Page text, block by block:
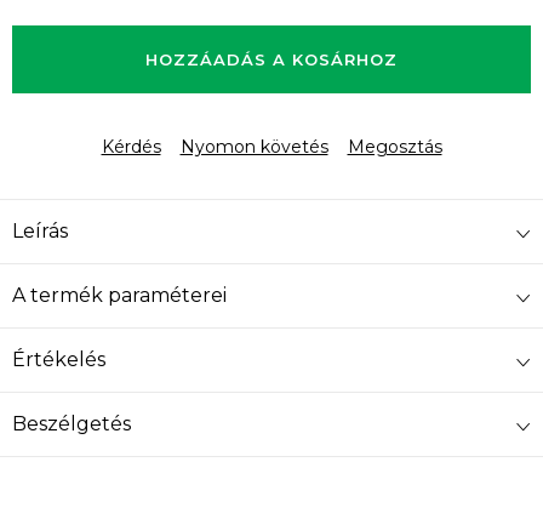
HOZZÁADÁS A KOSÁRHOZ
Kérdés Nyomon követés Megosztás
Leírás
A termék paraméterei
Értékelés
Beszélgetés